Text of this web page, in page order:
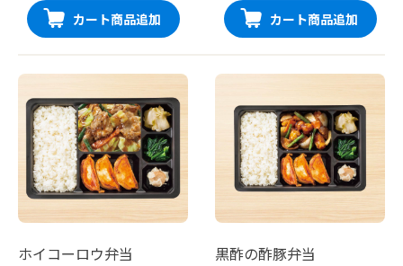
カート商品追加 カート商品追加
ホイコーロウ弁当 黒酢の酢豚弁当